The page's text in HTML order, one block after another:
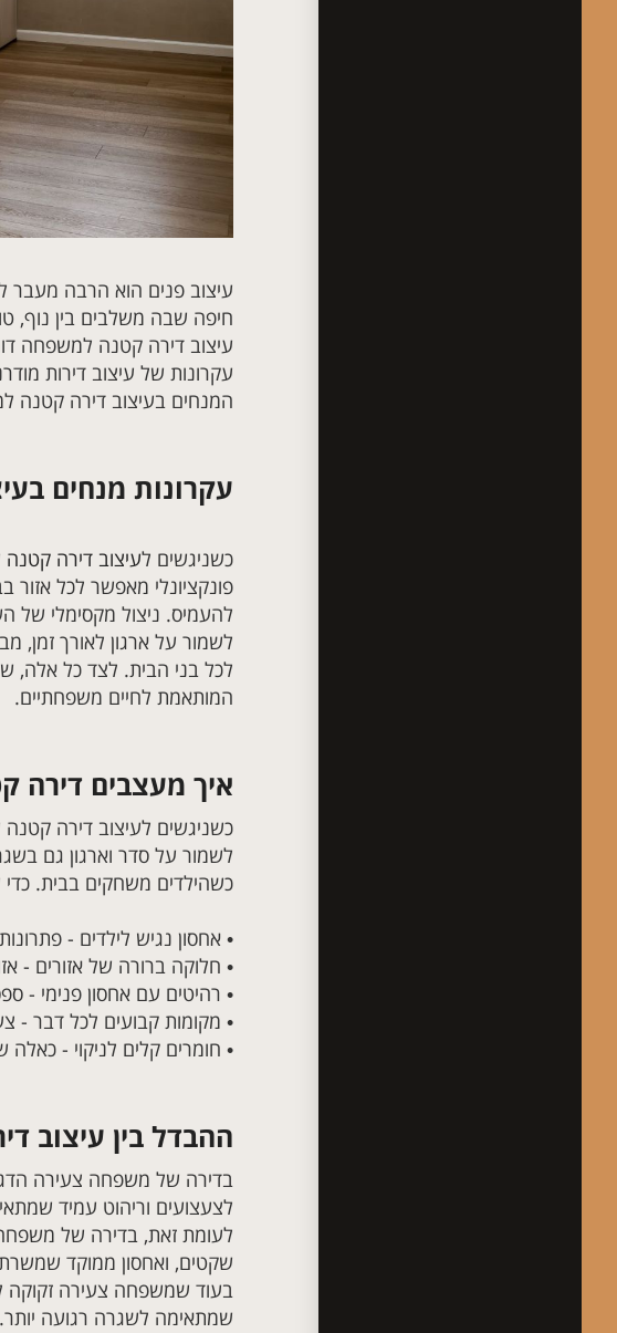
עיצוב פנים הוא הרבה מעבר
חיפה שבה משלבים בין נוף,
עיצוב דירה קטנה למשפחה
עקרונות של עיצוב דירות
המנחים בעיצוב דירה קטנה
עקרונות מנחים
כשניגשים לעיצוב דירה
פונקציונלי מאפשר לכל אזור
להעמיס. ניצול מקסימלי של
לשמור על ארגון לאורך זמן,
לכל בני הבית. לצד כל אלה,
המותאמת לחיים משפחתיים.
איך מעצבים דירה
כשניגשים לעיצוב דירה
לשמור על סדר וארגון גם
כשהילדים משחקים בבית. כדי
• אחסון נגיש לילדים -
• חלוקה ברורה של אזורים -
• רהיטים עם אחסון פנימי -
• מקומות קבועים לכל דבר -
• חומרים קלים לניקוי -
ההבדל בין עיצוב
בדירה של משפחה צעירה
לצעצועים וריהוט עמיד
לעומת זאת, בדירה של משפחה
שקטים, ואחסון ממוקד שמשרת
בעוד שמשפחה צעירה זקוקה
שמתאימה לשגרה רגועה יותר.